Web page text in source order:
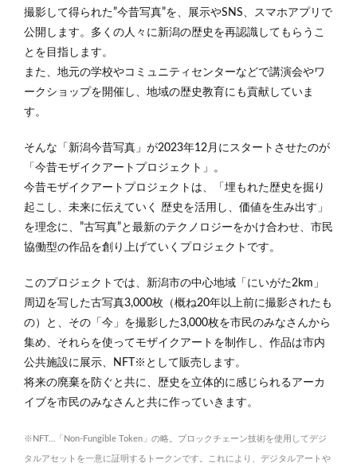
撮影して得られた”今昔写真”を、展示やSNS、スマホアプリで
公開します。多くの人々に新潟の歴史を再認識してもらうこ
とを目指します。
また、地元の学校やコミュニティセンターなどで講演会やワ
ークショップを開催し、地域の歴史教育にも貢献していま
す。
そんな「新潟今昔写真」が2023年12月にスタートさせたのが
「今昔モザイクアートプロジェクト」。
今昔モザイクアートプロジェクトは、「埋もれた歴史を掘り
起こし、未来に伝えていく 歴史を活用し、価値を生み出す」
を理念に、”古写真”と最新のテクノロジーをかけ合わせ、市民
協働型の作品を創り上げていくプロジェクトです。
このプロジェクトでは、新潟市の中心地域「にいがた2km」
周辺を写した古写真3,000枚（概ね20年以上前に撮影されたも
の）と、その「今」を撮影した3,000枚を市民のみなさんから
集め、それらを使ってモザイクアートを制作し、作品は市内
公共施設に展示、NFT※として販売します。
将来の廃棄を防ぐと共に、歴史を立体的に感じられるアーカ
イブを市民のみなさんと共に作っていきます。
※NFT…「Non-Fungible Token」の略。ブロックチェーン技術を使用してデジ
タルアセットを一意に証明するトークンです。これにより、デジタルアートや